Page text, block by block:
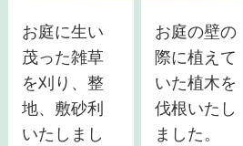
お庭に生い
茂った雑草
を刈り、整
地、敷砂利
いたしまし
お庭の壁の
際に植えて
いた植木を
伐根いたし
ました。